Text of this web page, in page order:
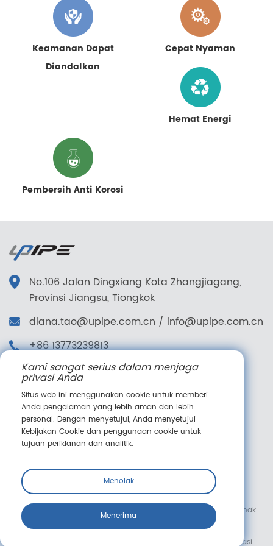
Keamanan Dapat
Diandalkan
Cepat Nyaman
Hemat Energi
Pembersih Anti Korosi
No.106 Jalan Dingxiang Kota Zhangjiagang,
Provinsi Jiangsu, Tiongkok
diana.tao@upipe.com.cn / info@upipe.com.cn
+86 13773239813
+86 13773239813
Ikuti kami
Hak Cipta © Suzhou Jieyou Fluid Technology Co., Ltd. Semua hak
dilindungi undang-undang.
Pemberitahuan Privasi
Kami sangat serius dalam menjaga
privasi Anda
Situs web ini menggunakan cookie untuk memberi
Anda pengalaman yang lebih aman dan lebih
personal. Dengan menyetujui, Anda menyetujui
Kebijakan Cookie dan penggunaan cookie untuk
tujuan periklanan dan analitik.
Menolak
Menerima